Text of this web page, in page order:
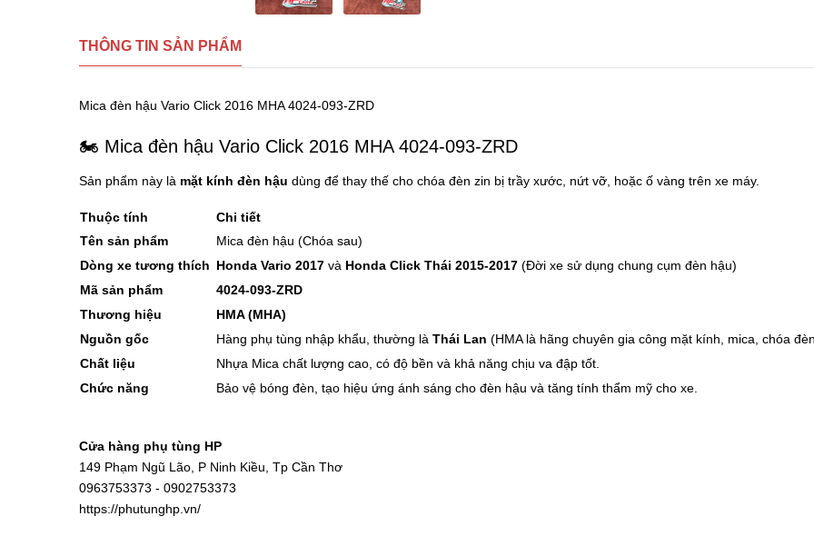
THÔNG TIN SẢN PHẨM
Mica đèn hậu Vario Click 2016 MHA 4024-093-ZRD
🏍️ Mica đèn hậu Vario Click 2016 MHA 4024-093-ZRD
Sản phẩm này là mặt kính đèn hậu dùng để thay thế cho chóa đèn zin bị trầy xước, nứt vỡ, hoặc ố vàng trên xe máy.
Thuộc tính
Chi tiết
Tên sản phẩm
Mica đèn hậu (Chóa sau)
Dòng xe tương thích Honda Vario 2017 và Honda Click Thái 2015-2017 (Đời xe sử dụng chung cụm đèn hậu)
Mã sản phẩm
4024-093-ZRD
Thương hiệu
HMA (MHA)
Nguồn gốc
Hàng phụ tùng nhập khẩu, thường là Thái Lan (HMA là hãng chuyên gia công mặt kính, mica, chóa
Chất liệu
Nhựa Mica chất lượng cao, có độ bền và khả năng chịu va đập tốt.
Chức năng
Bảo vệ bóng đèn, tạo hiệu ứng ánh sáng cho đèn hậu và tăng tính thẩm mỹ cho xe.
Cửa hàng phụ tùng HP
149 Phạm Ngũ Lão, P Ninh Kiều, Tp Cần Thơ
0963753373 - 0902753373
https://phutunghp.vn/